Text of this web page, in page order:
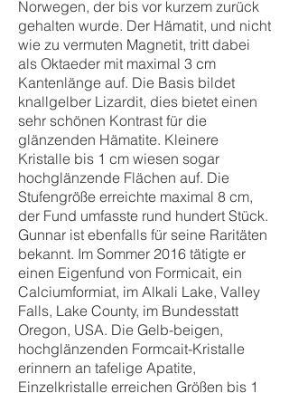
Norwegen, der bis vor kurzem zurück
gehalten wurde. Der Hämatit, und nicht
wie zu vermuten Magnetit, tritt dabei
als Oktaeder mit maximal 3 cm
Kantenlänge auf. Die Basis bildet
knallgelber Lizardit, dies bietet einen
sehr schönen Kontrast für die
glänzenden Hämatite. Kleinere
Kristalle bis 1 cm wiesen sogar
hochglänzende Flächen auf. Die
Stufengröße erreichte maximal 8 cm,
der Fund umfasste rund hundert Stück.
Gunnar ist ebenfalls für seine Raritäten
bekannt. Im Sommer 2016 tätigte er
einen Eigenfund von Formicait, ein
Calciumformiat, im Alkali Lake, Valley
Falls, Lake County, im Bundesstatt
Oregon, USA. Die Gelb-beigen,
hochglänzenden Formcait-Kristalle
erinnern an tafelige Apatite,
Einzelkristalle erreichen Größen bis 1